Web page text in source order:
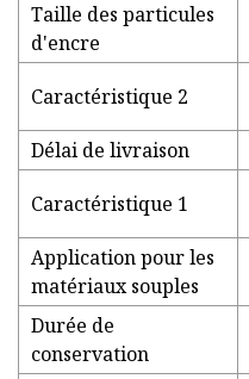
Taille des particules
d'encre
Caractéristique 2
Délai de livraison
Caractéristique 1
Application pour les
matériaux souples
Durée de
conservation